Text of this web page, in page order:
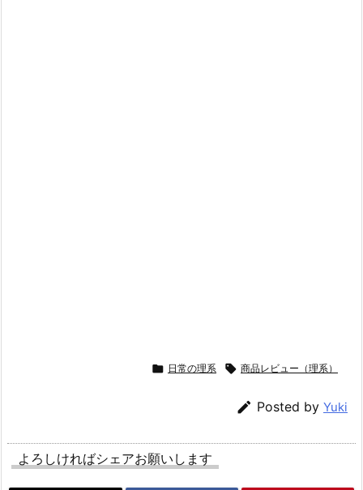
 日常の理系  商品レビュー（理系）
 Posted by Yuki
よろしければシェアお願いします